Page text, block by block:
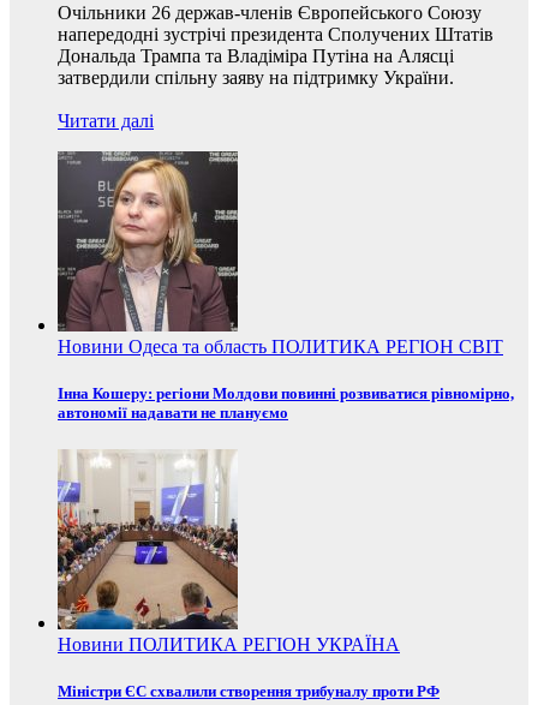
Очільники 26 держав-членів Європейського Союзу
напередодні зустрічі президента Сполучених Штатів
Дональда Трампа та Владіміра Путіна на Алясці
затвердили спільну заяву на підтримку України.
Читати далі
Новини Одеса та область ПОЛИТИКА РЕГІОН СВІТ
Інна Кошеру: регіони Молдови повинні розвиватися рівномірно,
автономії надавати не плануємо
Новини ПОЛИТИКА РЕГІОН УКРАЇНА
Міністри ЄС схвалили створення трибуналу проти РФ